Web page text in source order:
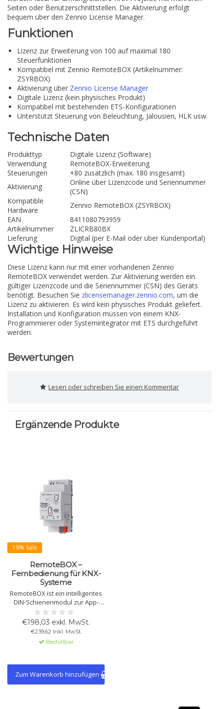
Seiten oder Benutzerschnittstellen. Die Aktivierung erfolgt
bequem über den Zennio License Manager.
Funktionen
Lizenz zur Erweiterung von 100 auf maximal 180
Steuerfunktionen
Kompatibel mit Zennio RemoteBOX (Artikelnummer:
ZSYRBOX)
Aktivierung über Zennio License Manager
Digitale Lizenz (kein physisches Produkt)
Kompatibel mit bestehenden ETS-Konfigurationen
Unterstützt Steuerung von Beleuchtung, Jalousien, HLK usw.
Technische Daten
Produkttyp
Digitale Lizenz (Software)
Verwendung
RemoteBOX-Erweiterung
Steuerungen
+80 zusätzlich (max. 180 insgesamt)
Aktivierung
Online über Lizenzcode und Seriennummer
(CSN)
Kompatible
Hardware
Zennio RemoteBOX (ZSYRBOX)
EAN
8411080793959
Artikelnummer
ZLICRB80BX
Lieferung
Digital (per E-Mail oder über Kundenportal)
Wichtige Hinweise
Diese Lizenz kann nur mit einer vorhandenen Zennio
RemoteBOX verwendet werden. Zur Aktivierung werden ein
gültiger Lizenzcode und die Seriennummer (CSN) des Geräts
benötigt. Besuchen Sie zlicensemanager.zennio.com, um die
Lizenz zu aktivieren. Es wird kein physisches Produkt geliefert.
Installation und Konfiguration müssen von einem KNX-
Programmierer oder Systemintegrator mit ETS durchgeführt
werden.
Bewertungen
Lesen oder schreiben Sie einen Kommentar
Ergänzende Produkte
19% Sale
RemoteBOX –
Fernbedienung für KNX-
Systeme
RemoteBOX ist ein intelligentes
DIN-Schienenmodul zur App-
Steuerung von KNX-Systemen:
Licht, Klima, Beschattung und
mehr. Bis zu 180 Funktionen.
ETS-Konfiguration durch KNX-
Programmierer oder
€198,03 exkl. MwSt.
€239,62 Inkl. MwSt.
Bestellbar
Zum Warenkorb hinzufügen